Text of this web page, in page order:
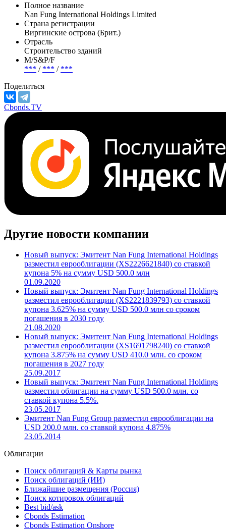
Полное название
Nan Fung International Holdings Limited
Страна регистрации
Виргинские острова (Брит.)
Отрасль
Строительство зданий
М/S&P/F
*** / *** / ***
Поделиться
Cbonds.TV
Другие новости компании
Новый выпуск: Эмитент Nan Fung International Holdings
разместил еврооблигации (XS2226621840) со ставкой
купона 5% на сумму USD 500.0 млн
01.09.2020
Новый выпуск: Эмитент Nan Fung International Holdings
разместил еврооблигации (XS2221839793) со ставкой
купона 3.625% на сумму USD 500.0 млн со сроком
погашения в 2030 году
21.08.2020
Новый выпуск: Эмитент Nan Fung International Holdings
разместил еврооблигации (XS1691798240) со ставкой
купона 3.875% на сумму USD 410.0 млн. со сроком
погашения в 2027 году
25.09.2017
Новый выпуск: Эмитент Nan Fung International Holdings
разместил облигации на сумму USD 500.0 млн. со
ставкой купона 5.5%.
23.05.2017
Эмитент Nan Fung Group разместил еврооблигации на
USD 200.0 млн. со ставкой купона 4.875%
23.05.2014
Облигации
Поиск облигаций & Карты рынка
Поиск облигаций (ИИ)
Ближайшие размещения (Россия)
Поиск котировок облигаций
Best bid/ask
Cbonds Estimation
Cbonds Estimation Onshore